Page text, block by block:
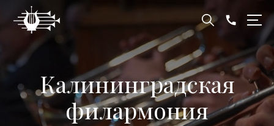
Калининградская
филармония